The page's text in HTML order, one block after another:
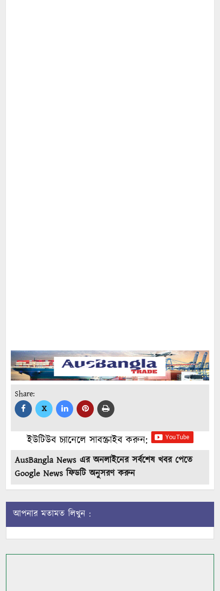
Share:
X
ইউটিউব চ্যানেলে সাবস্ক্রাইব করুন:
AusBangla News এর অনলাইনের সর্বশেষ খবর পেতে
Google News ফিডটি অনুসরণ করুন
আপনার মতামত লিখুন :